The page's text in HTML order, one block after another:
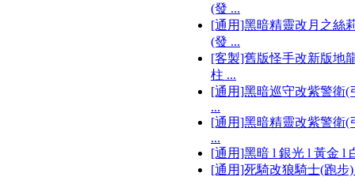
(發 ...
[通用]黑暗精靈改月之絲
(發 ...
[客製]舊版怪手改新版地
柱 ...
[通用]黑暗巡守改紫警衛(
...
[通用]黑暗精靈改紫警衛(
...
[通用]黑暗 l 銀光 l 黃金 l
[通用]死騎改狼騎士(跑步)